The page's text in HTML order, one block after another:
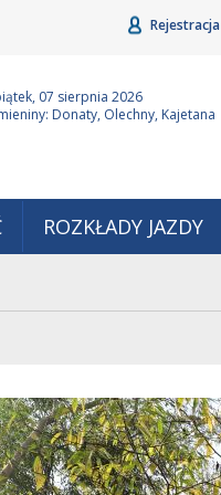
Rejestracja
07 sierpnia 2026
Donaty, Olechny, Kajetana
ROZKŁADY JAZDY